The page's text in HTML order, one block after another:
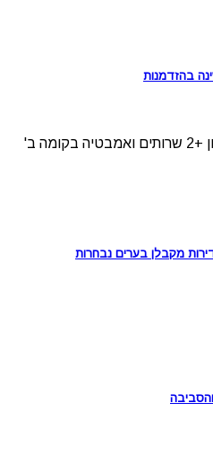
קומה א'-4 חדרי שינה+ סלון +2 שרותים ואמבטיה בקומה ב'
מקבלן בערים נבחרות